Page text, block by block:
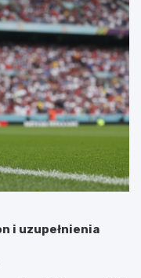
i uzupełnienia